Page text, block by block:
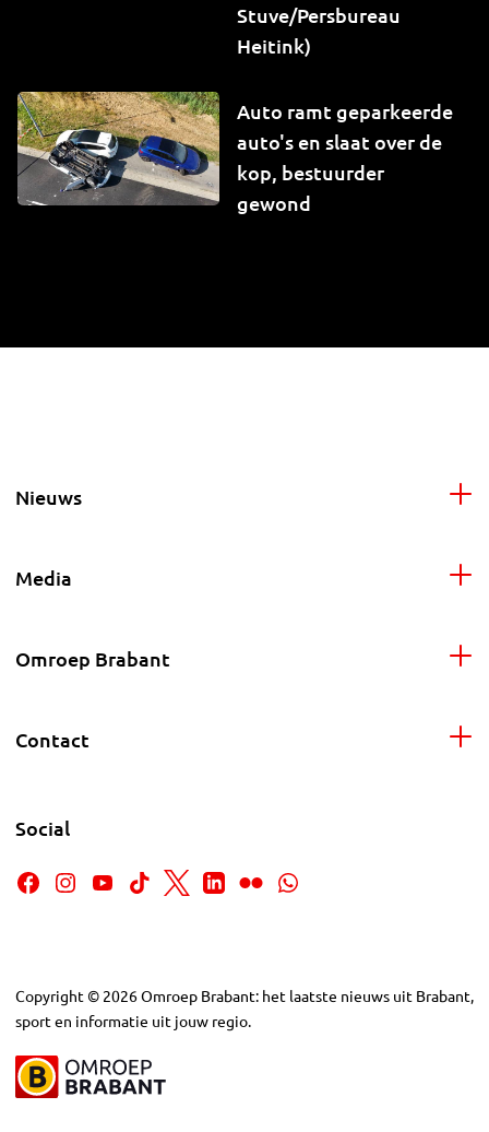
Stuve/Persbureau
Heitink)
Auto ramt geparkeerde
auto's en slaat over de
kop, bestuurder
gewond
Nieuws
Media
Omroep Brabant
Contact
Social
Copyright © 2026Omroep Brabant: het laatste nieuws uit Brabant,
sport en informatie uit jouw regio.